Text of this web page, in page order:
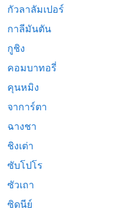
กัวลาลัมเปอร์
กาลีมันตัน
กูชิง
คอมบาทอรี่
คุนหมิง
จาการ์ตา
ฉางชา
ชิงเต่า
ซับโปโร
ซัวเถา
ซิดนีย์